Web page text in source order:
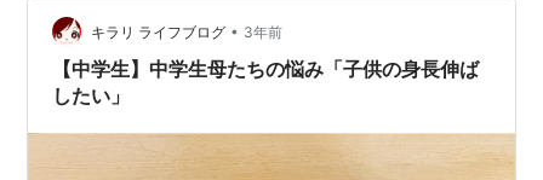
キラリ ライフブログ • 3年前
【中学生】中学生母たちの悩み「子供の身長伸ば
したい」